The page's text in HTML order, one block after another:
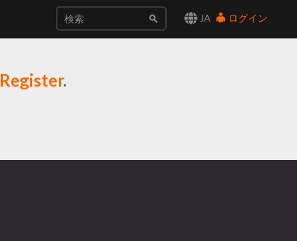
JA ログイン
Register.